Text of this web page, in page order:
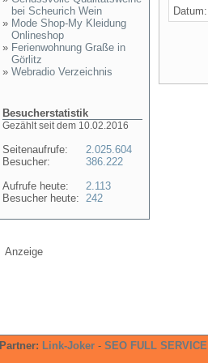
bei Scheurich Wein
» Mode Shop-My Kleidung
Onlineshop
» Ferienwohnung Graße in
Görlitz
» Webradio Verzeichnis
Besucherstatistik
Gezählt seit dem 10.02.2016
Seitenaufrufe:
Besucher:
Aufrufe heute:
Besucher heute:
2.025.604
386.222
2.113
242
Datum:
Anzeige
Partner: Link-Joker - SEO FULL SERVICE